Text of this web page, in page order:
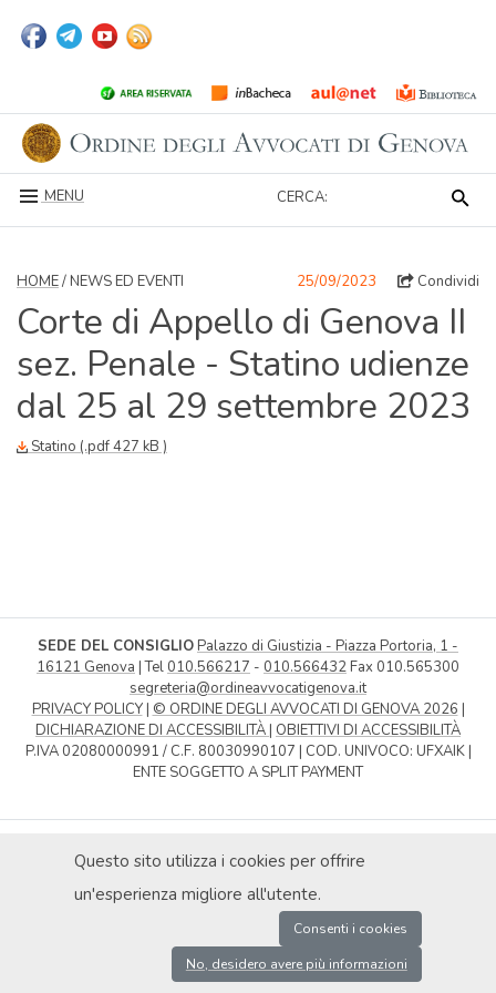
Questo sito utilizza i cookies per offrire
un'esperienza migliore all'utente.
Consenti i cookies
No, desidero avere più informazioni
MENU CERCA:
HOME/ NEWS ED EVENTI 25/09/2023 Condividi
Corte di Appello di Genova II
sez. Penale - Statino udienze
dal 25 al 29 settembre 2023
Statino (.pdf 427 kB )
SEDE DEL CONSIGLIOPalazzo di Giustizia - Piazza Portoria, 1 -
16121 Genova | Tel 010.566217 - 010.566432Fax 010.565300
segreteria@ordineavvocatigenova.it
PRIVACY POLICY| © ORDINE DEGLI AVVOCATI DI GENOVA 2026 |
DICHIARAZIONE DI ACCESSIBILITÀ| OBIETTIVI DI ACCESSIBILITÀ
P.IVA 02080000991 / C.F. 80030990107 | COD. UNIVOCO: UFXAIK |
ENTE SOGGETTO A SPLIT PAYMENT